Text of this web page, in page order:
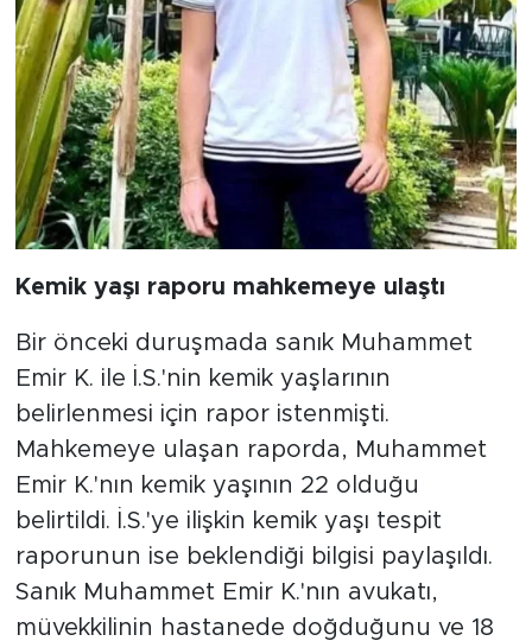
Kemik yaşı raporu mahkemeye ulaştı
Bir önceki duruşmada sanık Muhammet
Emir K. ile İ.S.'nin kemik yaşlarının
belirlenmesi için rapor istenmişti.
Mahkemeye ulaşan raporda, Muhammet
Emir K.'nın kemik yaşının 22 olduğu
belirtildi. İ.S.'ye ilişkin kemik yaşı tespit
raporunun ise beklendiği bilgisi paylaşıldı.
Sanık Muhammet Emir K.'nın avukatı,
müvekkilinin hastanede doğduğunu ve 18